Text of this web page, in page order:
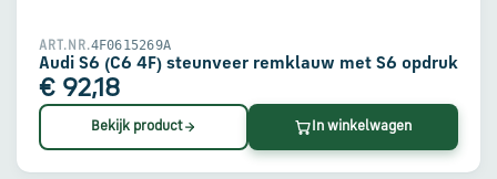
ART.NR.4F0615269A
Audi S6 (C6 4F) steunveer remklauw met S6 opdruk
€ 92,18
Bekijk product In winkelwagen